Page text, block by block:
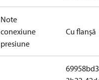
Note
conexiune
presiune
Cu flanşă